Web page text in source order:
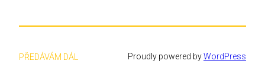
PŘEDÁVÁM DÁL Proudly powered byWordPress